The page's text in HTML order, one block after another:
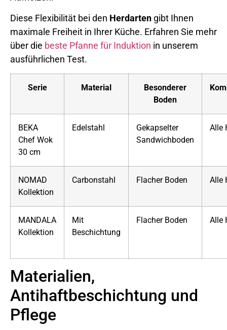
Diese Flexibilität bei den Herdarten gibt Ihnen
maximale Freiheit in Ihrer Küche. Erfahren Sie mehr
über die beste Pfanne für Induktion in unserem
ausführlichen Test.
Serie Material
Besonderer
Boden
BEKA
Chef Wok
30 cm
Edelstahl
Gekapselter
Sandwichboden
Alle
NOMAD
Kollektion
Carbonstahl Flacher Boden Alle
MANDALA
Kollektion
Mit
Beschichtung
Flacher Boden Alle
Materialien,
Antihaftbeschichtung und
Pflege